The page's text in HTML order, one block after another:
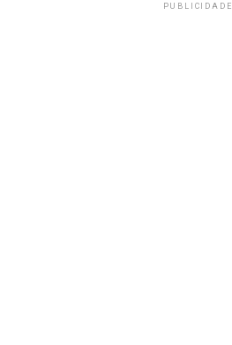
PUBLICIDADE